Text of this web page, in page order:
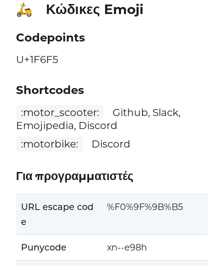
🛵 Κώδικες Emoji
Codepoints
U+1F6F5
Shortcodes
:motor_scooter:
Github, Slack,
Emojipedia, Discord
:motorbike:
Discord
Για προγραμματιστές
URL escape cod
e
%F0%9F%9B%B5
Punycode xn--e98h